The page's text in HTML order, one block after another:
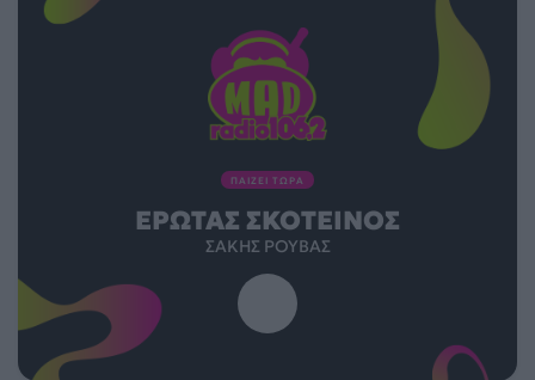
ΠΑΙΖΕΙ ΤΩΡΑ
ΈΡΩΤΑΣ ΣΚΟΤΕΙΝΌΣ
ΣΆΚΗΣ ΡΟΥΒΆΣ